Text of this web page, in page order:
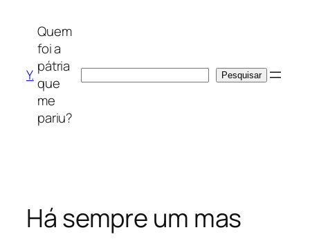
conteúdo
Y.
Quem
foi a
pátria
que
me
pariu?
Pesquisar
Há sempre um mas